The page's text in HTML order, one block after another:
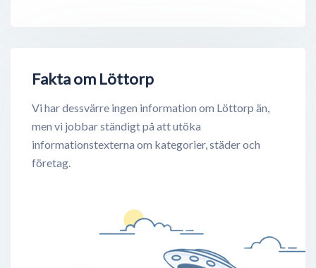
Fakta om Löttorp
Vi har dessvärre ingen information om Löttorp än,
men vi jobbar ständigt på att utöka
informationstexterna om kategorier, städer och
företag.